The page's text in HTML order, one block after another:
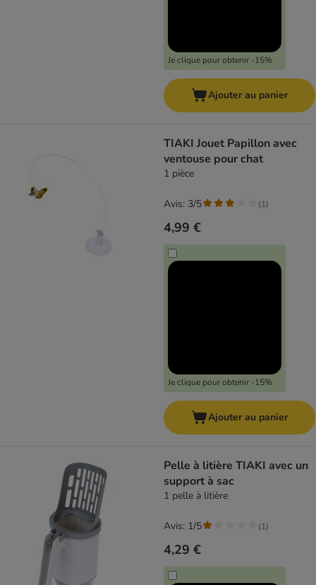
Je clique pour obtenir -15%
Ajouter au panier
TIAKI Jouet Papillon avec
ventouse pour chat
1 pièce
4,99 €
Je clique pour obtenir -15%
Avis: 3/5 (1)
Ajouter au panier
Pelle à litière TIAKI avec un
support à sac
1 pelle à litière
4,29 €
Avis: 1/5 (1)